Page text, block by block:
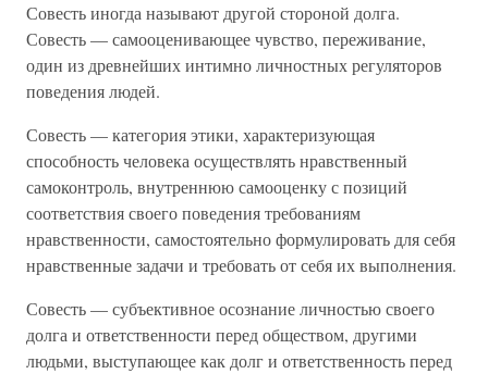
Совесть иногда называют другой стороной долга.
Совесть — самооценивающее чувство, переживание,
один из древнейших интимно личностных регуляторов
поведения людей.
Совесть — категория этики, характеризующая
способность человека осуществлять нравственный
самоконтроль, внутреннюю самооценку с позиций
соответствия своего поведения требованиям
нравственности, самостоятельно формулировать для себя
нравственные задачи и требовать от себя их выполнения.
Совесть — субъективное осознание личностью своего
долга и ответственности перед обществом, другими
людьми, выступающее как долг и ответственность перед